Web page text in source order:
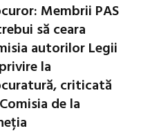
Membrii PAS
să ceara
autorilor Legii
la
criticată
de la